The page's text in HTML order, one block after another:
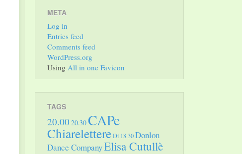
META
Log in
Entries feed
Comments feed
WordPress.org
Using All in one Favicon
TAGS
20.00 20.30CAPe
ChiarelettereDi 18.30Donlon
Dance CompanyElisa Cutullè